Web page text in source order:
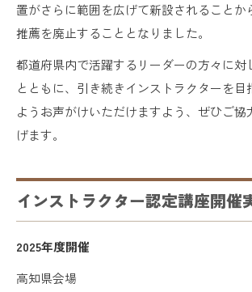
置がさらに範囲を広げて新設されることか
推薦を廃止することとなりました。
都道府県内で活躍するリーダーの方々に対
とともに、引き続きインストラクターを目
ようお声がけいただけますよう、ぜひご協
げます。
インストラクター認定講座開催
2025年度開催
高知県会場